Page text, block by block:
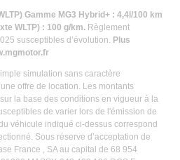
Gamme MG3 Hybrid+ : 4,4l/100 km
WLTP) : 100 g/km. Règlement
susceptibles d’évolution. Plus
simulation sans caractère
offre de location. Les montants
la base des conditions en vigueur à la
de varier lors de l'émission de
véhicule indiqué ci-dessus correspond
Sous réserve d’acceptation de
France , SA au capital de 68 954